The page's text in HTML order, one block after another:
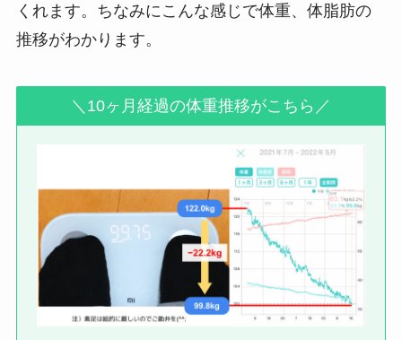
くれます。ちなみにこんな感じで体重、体脂肪の
推移がわかります。
＼10ヶ月経過の体重推移がこちら／